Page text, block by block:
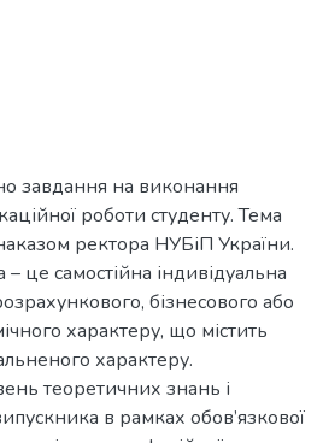
завдання на виконання
роботи студенту. Тема
ректора НУБіП України.
– це самостійна індивідуальна
бізнесового або
характеру, що містить
характеру.
теоретичних знань і
в рамках обов’язкової